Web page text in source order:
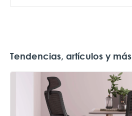
Tendencias, artículos y más